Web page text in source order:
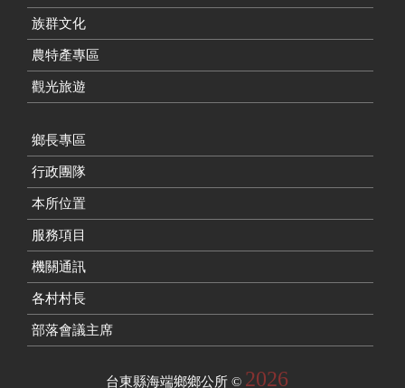
族群文化
農特產專區
觀光旅遊
鄉長專區
行政團隊
本所位置
服務項目
機關通訊
各村村長
部落會議主席
台東縣海端鄉鄉公所 © 2026